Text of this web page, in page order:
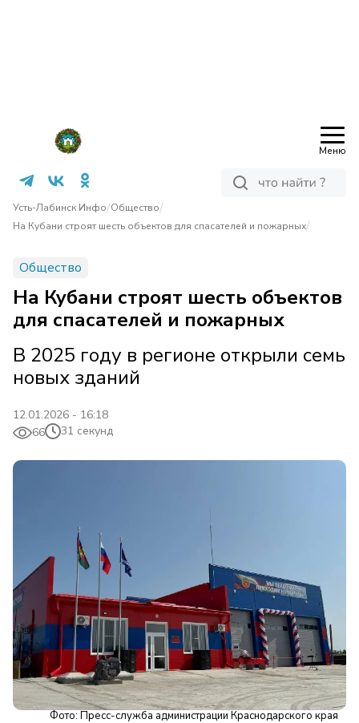
Меню
Усть-Лабинск Инфо/Общество/
На Кубани строят шесть объектов для спасателей и пожарных/
Общество
На Кубани строят шесть объектов
для спасателей и пожарных
В 2025 году в регионе открыли семь
новых зданий
12.01.2026 - 16:18
66
31 секунд
Фото: Пресс-служба администрации Краснодарского края